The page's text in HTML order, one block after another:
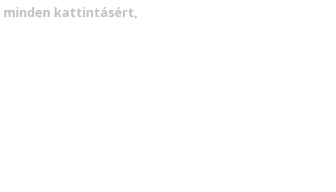
minden kattintásért,